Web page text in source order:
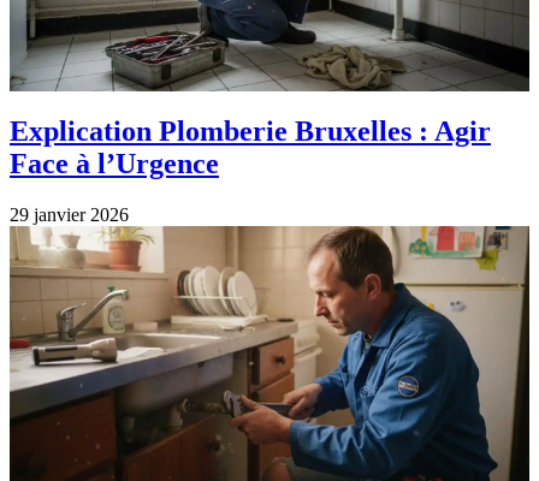
Explication Plomberie Bruxelles : Agir
Face à l’Urgence
29 janvier 2026